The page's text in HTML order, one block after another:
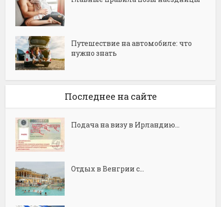
Путешествие на автомобиле: что
нужно знать
Последнее на сайте
Подача на визу в Ирландию...
Отдых в Венгрии с...